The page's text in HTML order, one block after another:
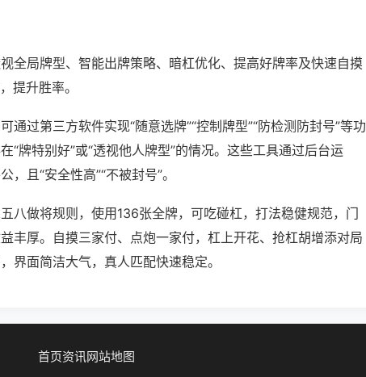
全局牌型、智能出牌策略、暗杠优化、提高好牌率及快速自摸
提升胜率。
通过第三方软件实现“随意选牌”“控制牌型”“防检测防封号”等功
“牌特别好”或“透视他人牌型”的情况。这些工具通过后台运
且“安全性高”“不被封号”。
八做将规则，使用136张全牌，可吃碰杠，打法稳健规范，门
丰厚。自摸三家付、点炮一家付，杠上开花、抢杠胡增添对局
界面简洁大气，真人匹配快速稳定。
首页资讯网站地图